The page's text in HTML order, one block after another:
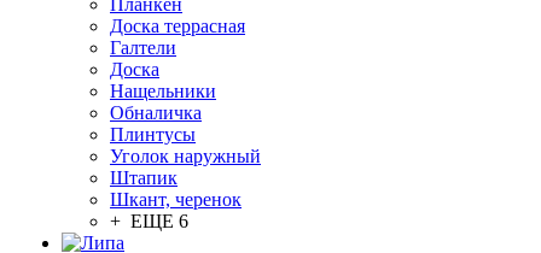
Планкен
Доска террасная
Галтели
Доска
Нащельники
Обналичка
Плинтусы
Уголок наружный
Штапик
Шкант, черенок
+ ЕЩЕ 6